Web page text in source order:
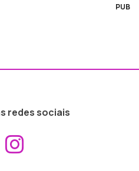
PUB
redes sociais
Aceder ao